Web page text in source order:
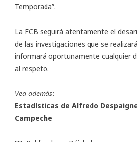
Temporada”.
La FCB seguirá atentamente el
de las investigaciones que se
informará oportunamente cualquier
al respeto.
Vea además:
Estadísticas de Alfredo
Campeche